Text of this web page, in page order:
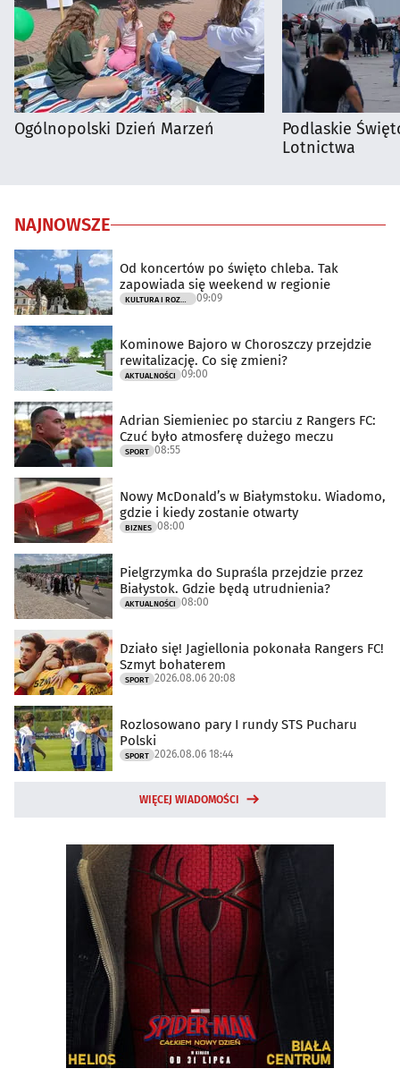
Ogólnopolski Dzień Marzeń
Podlaskie
Lotnictwa
NAJNOWSZE
Od koncertów po święto chleba. Tak
zapowiada się weekend w regionie
09:09
Kominowe Bajoro w Choroszczy przejdzie
rewitalizację. Co się zmieni?
AKTUALNOŚCI 09:00
Adrian Siemieniec po starciu z Rangers FC:
Czuć było atmosferę dużego meczu
SPORT 08:55
Nowy McDonald’s w Białymstoku. Wiadomo,
gdzie i kiedy zostanie otwarty
BIZNES 08:00
Pielgrzymka do Supraśla przejdzie przez
Białystok. Gdzie będą utrudnienia?
AKTUALNOŚCI 08:00
Działo się! Jagiellonia pokonała Rangers FC!
Szmyt bohaterem
SPORT 2026.08.06 20:08
Rozlosowano pary I rundy STS Pucharu
Polski
SPORT 2026.08.06 18:44
WIĘCEJ WIADOMOŚCI